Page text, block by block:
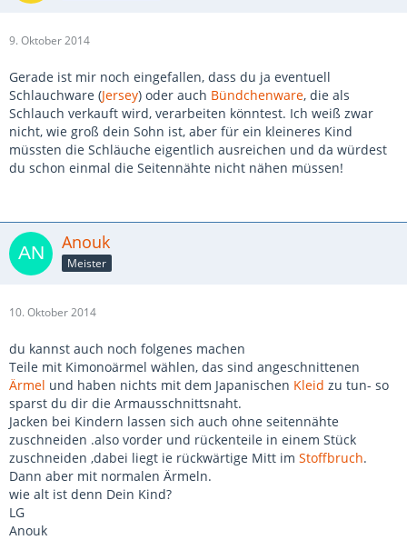
9. Oktober 2014
Gerade ist mir noch eingefallen, dass du ja eventuell
Schlauchware (Jersey) oder auch Bündchenware, die als
Schlauch verkauft wird, verarbeiten könntest. Ich weiß zwar
nicht, wie groß dein Sohn ist, aber für ein kleineres Kind
müssten die Schläuche eigentlich ausreichen und da würdest
du schon einmal die Seitennähte nicht nähen müssen!
Anouk
Meister
10. Oktober 2014
du kannst auch noch folgenes machen
Teile mit Kimonoärmel wählen, das sind angeschnittenen
Ärmel und haben nichts mit dem Japanischen Kleid zu tun- so
sparst du dir die Armausschnittsnaht.
Jacken bei Kindern lassen sich auch ohne seitennähte
zuschneiden .also vorder und rückenteile in einem Stück
zuschneiden ,dabei liegt ie rückwärtige Mitt im Stoffbruch.
Dann aber mit normalen Ärmeln.
wie alt ist denn Dein Kind?
LG
Anouk